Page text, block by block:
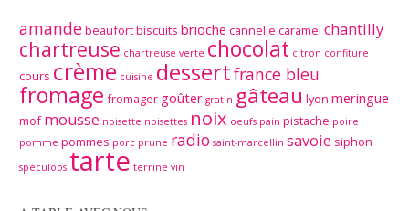
amandebeaufortbiscuits brioche cannelle caramel chantilly
chartreuse chartreuse verte chocolat citron confiture
cours crème cuisine dessertfrance bleu
fromage fromager goûter gratin gâteau lyon meringue
mof mousse noisette noisettes noix oeufs pain pistache poire
pomme pommes porc prune radio saint-marcellin savoie siphon
spéculoos tarte terrine vin